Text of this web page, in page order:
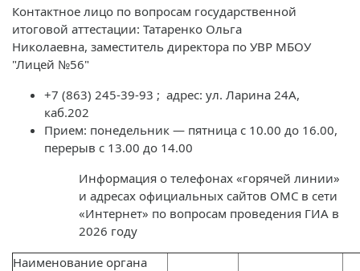
Контактное лицо по вопросам государственной
итоговой аттестации: Татаренко Ольга
Николаевна, заместитель директора по УВР МБОУ
"Лицей №56"
+7 (863) 245-39-93 ; адрес: ул. Ларина 24А,
каб.202
Прием: понедельник — пятница с 10.00 до 16.00,
перерыв с 13.00 до 14.00
Информация о телефонах «горячей линии»
и адресах официальных сайтов ОМС в сети
«Интернет» по вопросам проведения ГИА в
2026 году
Наименование органа